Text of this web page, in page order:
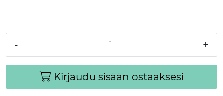
- +
Kirjaudu sisään ostaaksesi